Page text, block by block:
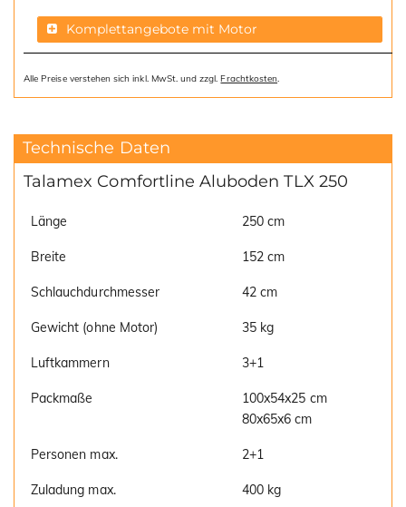
Komplettangebote mit Motor
Alle Preise verstehen sich inkl. MwSt. und zzgl.Frachtkosten.
Technische Daten
Talamex Comfortline Aluboden TLX 250
Länge 250 cm
Breite 152 cm
Schlauchdurchmesser 42 cm
Gewicht (ohne Motor) 35 kg
Luftkammern 3+1
Packmaße
100x54x25 cm
80x65x6 cm
Personen max. 2+1
Zuladung max. 400 kg